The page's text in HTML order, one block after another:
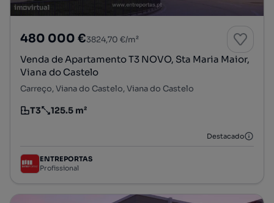
480 000 €3824,70 €/m²
Venda de Apartamento T3 NOVO, Sta Maria Maior,
Viana do Castelo
Carreço, Viana do Castelo, Viana do Castelo
Tipologia
T3
Preço por metro quadrado
125.5 m²
Destacado
ENTREPORTAS
Profissional